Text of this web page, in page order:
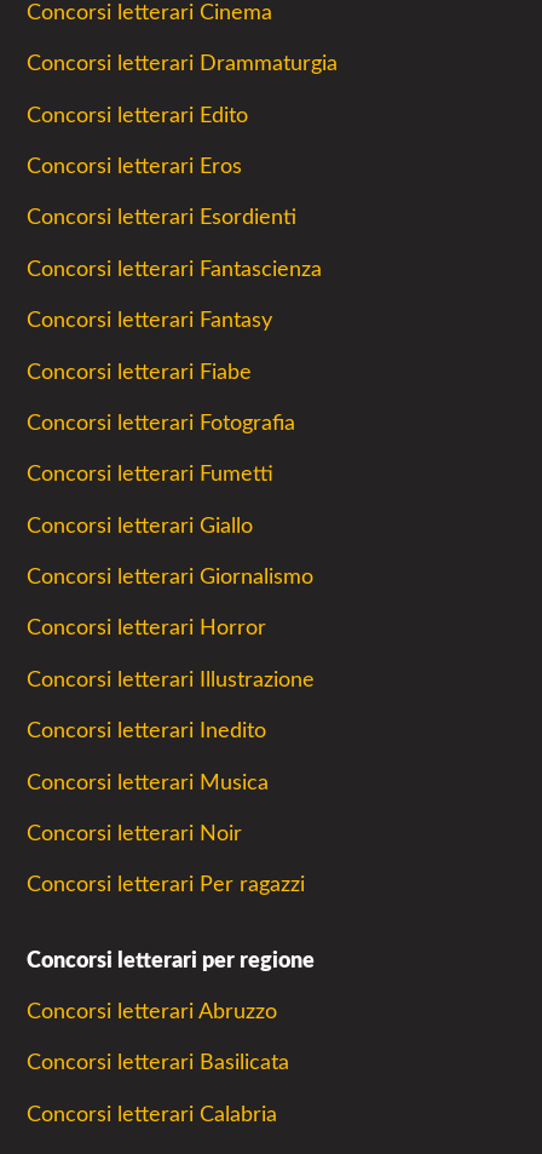
Concorsi letterari Cinema
Concorsi letterari Drammaturgia
Concorsi letterari Edito
Concorsi letterari Eros
Concorsi letterari Esordienti
Concorsi letterari Fantascienza
Concorsi letterari Fantasy
Concorsi letterari Fiabe
Concorsi letterari Fotografia
Concorsi letterari Fumetti
Concorsi letterari Giallo
Concorsi letterari Giornalismo
Concorsi letterari Horror
Concorsi letterari Illustrazione
Concorsi letterari Inedito
Concorsi letterari Musica
Concorsi letterari Noir
Concorsi letterari Per ragazzi
Concorsi letterari per regione
Concorsi letterari Abruzzo
Concorsi letterari Basilicata
Concorsi letterari Calabria